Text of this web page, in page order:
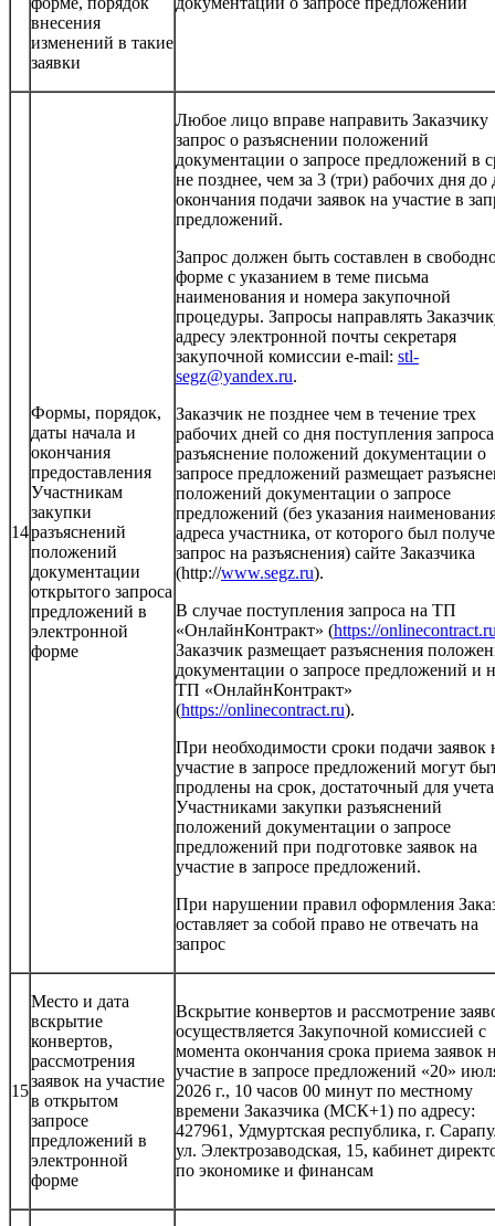
внесения
изменений в такие
заявки
14
Формы, порядок,
даты начала и
окончания
предоставления
Участникам
закупки
разъяснений
положений
документации
открытого запроса
предложений в
электронной
форме
Любое лицо вправе направить Заказчику
запрос о разъяснении положений
документации о запросе предложений в
не позднее, чем за 3 (три) рабочих дня до
окончания подачи заявок на участие в
предложений.
Запрос должен быть составлен в
форме с указанием в теме письма
наименования и номера закупочной
процедуры. Запросы направлять
адресу электронной почты секретаря
закупочной комиссии e-mail: stl-
segz@yandex.ru.
Заказчик не позднее чем в течение трех
рабочих дней со дня поступления
разъяснение положений документации о
запросе предложений размещает
положений документации о запросе
предложений (без указания
адреса участника, от которого был
запрос на разъяснения) сайте Заказчика
(http://www.segz.ru).
В случае поступления запроса на ТП
«ОнлайнКонтракт» (https://
Заказчик размещает разъяснения
документации о запросе предложений и
ТП «ОнлайнКонтракт»
(https://onlinecontract.ru).
При необходимости сроки подачи заявок
участие в запросе предложений могут
продлены на срок, достаточный для учета
Участниками закупки разъяснений
положений документации о запросе
предложений при подготовке заявок на
участие в запросе предложений.
При нарушении правил оформления
оставляет за собой право не отвечать на
запрос
15
Место и дата
вскрытие
конвертов,
рассмотрения
заявок на участие
в открытом
запросе
предложений в
электронной
форме
Вскрытие конвертов и рассмотрение
осуществляется Закупочной комиссией с
момента окончания срока приема заявок
участие в запросе предложений «20»
2026 г., 10 часов 00 минут по местному
времени Заказчика (МСК+1) по адресу:
427961, Удмуртская республика, г.
ул. Электрозаводская, 15, кабинет
по экономике и финансам